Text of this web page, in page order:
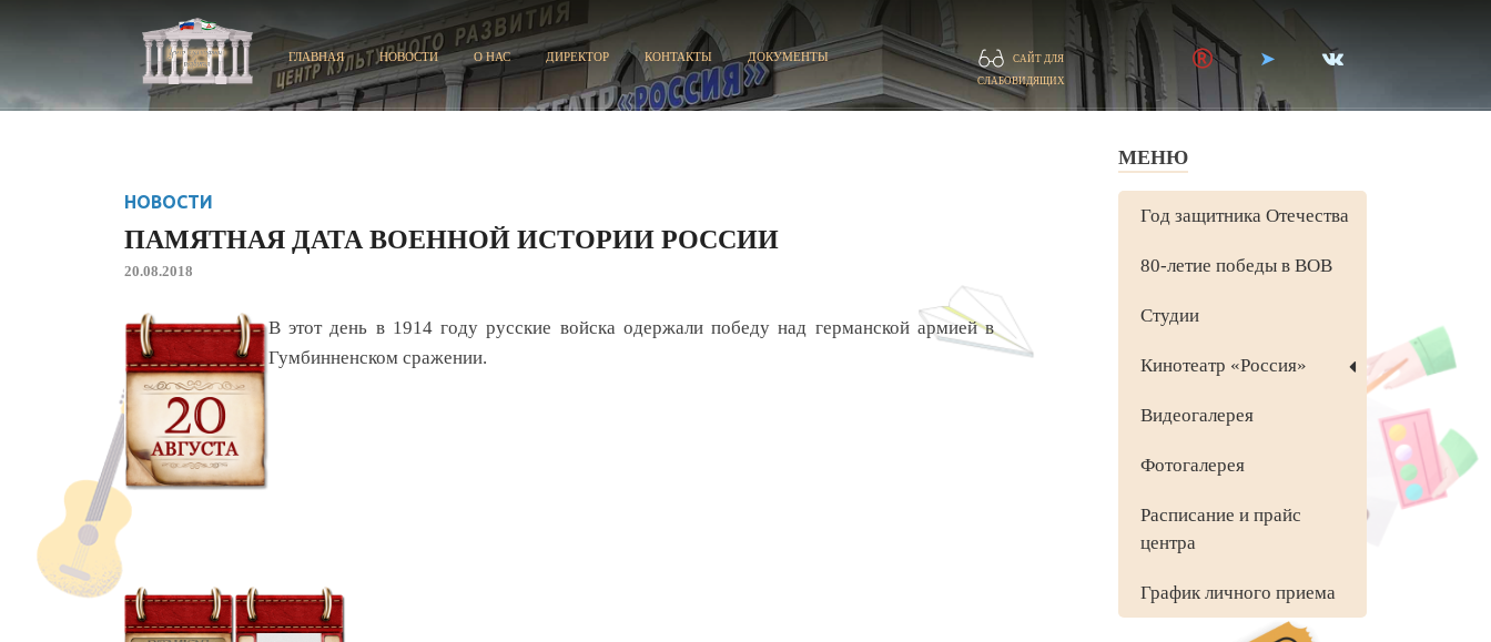
САЙТ ДЛЯ
СЛАБОВИДЯЩИХ
ГЛАВНАЯ НОВОСТИ О НАС ДИРЕКТОР КОНТАКТЫ ДОКУМЕНТЫ
НОВОСТИ
ПАМЯТНАЯ ДАТА ВОЕННОЙ ИСТОРИИ РОССИИ
20.08.2018
В этот день в 1914 году русские войска одержали победу над германской армией в
Гумбинненском сражении.
МЕНЮ
Год защитника Отечества
80-летие победы в ВОВ
Студии
Кинотеатр «Россия»
Видеогалерея
Фотогалерея
Расписание и прайс
центра
График личного приема